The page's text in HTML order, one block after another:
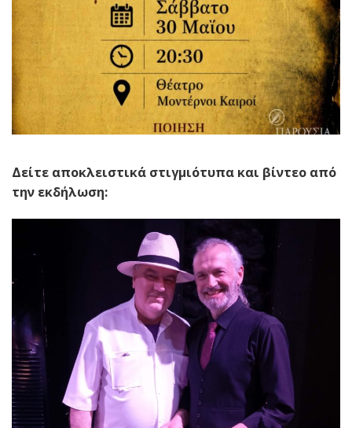
Δείτε αποκλειστικά στιγμιότυπα και βίντεο από
την εκδήλωση: